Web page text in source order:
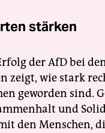
stärken
der AfD bei
zeigt, wie stark
geworden sind.
und
den Menschen,